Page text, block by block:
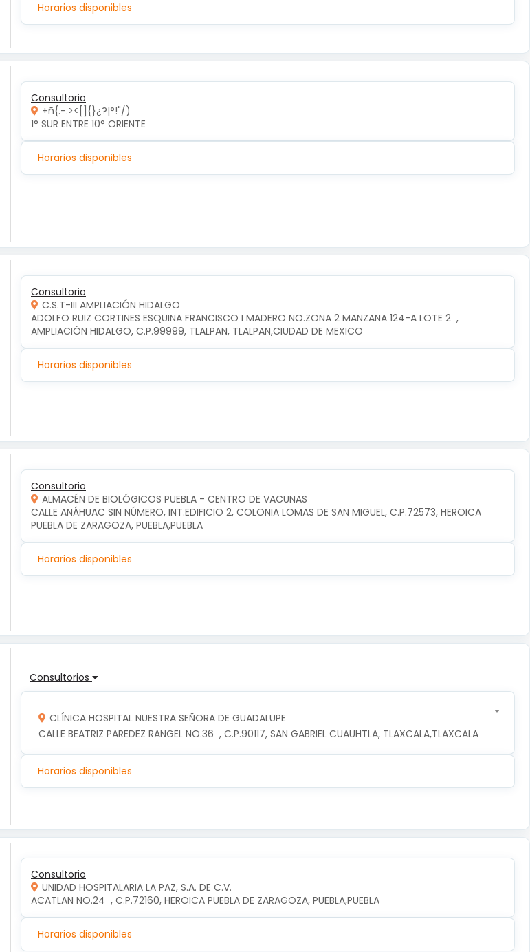
Horarios disponibles
Consultorio
+ñ{.-.><[]{}¿?|°!"/)
1° SUR ENTRE 10° ORIENTE
Horarios disponibles
Consultorio
C.S.T-III AMPLIACIÓN HIDALGO
ADOLFO RUIZ CORTINES ESQUINA FRANCISCO I MADERO NO.ZONA 2 MANZANA 124-A LOTE 2  ,
AMPLIACIÓN HIDALGO, C.P.99999, TLALPAN, TLALPAN,CIUDAD DE MEXICO
Horarios disponibles
Consultorio
ALMACÉN DE BIOLÓGICOS PUEBLA - CENTRO DE VACUNAS
CALLE ANÁHUAC SIN NÚMERO, INT.EDIFICIO 2, COLONIA LOMAS DE SAN MIGUEL, C.P.72573, HEROICA
PUEBLA DE ZARAGOZA, PUEBLA,PUEBLA
Horarios disponibles
Consultorios
CLÍNICA HOSPITAL NUESTRA SEÑORA DE GUADALUPE
CALLE BEATRIZ PAREDEZ RANGEL NO.36  , C.P.90117, SAN GABRIEL CUAUHTLA, TLAXCALA,TLAXCALA
Horarios disponibles
Consultorio
UNIDAD HOSPITALARIA LA PAZ, S.A. DE C.V.
ACATLAN NO.24  , C.P.72160, HEROICA PUEBLA DE ZARAGOZA, PUEBLA,PUEBLA
Horarios disponibles